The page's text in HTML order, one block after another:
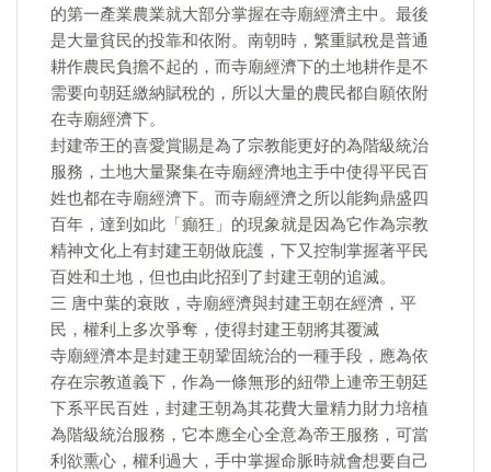
的第一產業農業就大部分掌握在寺廟經濟主中。最後
是大量貧民的投靠和依附。南朝時，繁重賦稅是普通
耕作農民負擔不起的，而寺廟經濟下的土地耕作是不
需要向朝廷繳納賦稅的，所以大量的農民都自願依附
在寺廟經濟下。
封建帝王的喜愛賞賜是為了宗教能更好的為階級統治
服務，土地大量聚集在寺廟經濟地主手中使得平民百
姓也都在寺廟經濟下。而寺廟經濟之所以能夠鼎盛四
百年，達到如此「癲狂」的現象就是因為它作為宗教
精神文化上有封建王朝做庇護，下又控制掌握著平民
百姓和土地，但也由此招到了封建王朝的追滅。
三 唐中葉的衰敗，寺廟經濟與封建王朝在經濟，平
民，權利上多次爭奪，使得封建王朝將其覆滅
寺廟經濟本是封建王朝鞏固統治的一種手段，應為依
存在宗教道義下，作為一條無形的紐帶上連帝王朝廷
下系平民百姓，封建王朝為其花費大量精力財力培植
為階級統治服務，它本應全心全意為帝王服務，可當
利欲熏心，權利過大，手中掌握命脈時就會想要自己